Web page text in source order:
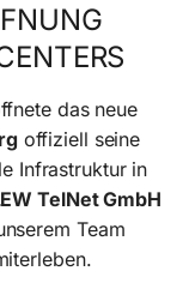
das neue
offiziell seine
Infrastruktur in
TelNet GmbH
Team